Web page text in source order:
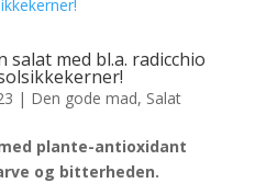
med bl.a. radicchio
| Den gode mad, Salat
plante-antioxidant
og bitterheden.